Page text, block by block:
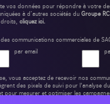
vos données pour répondre à votre
à d’autres sociétés du Groupe
cliquez ici.
communications commerciales de
par email
vous acceptez de recevoir nos
des pixels de suivi pour l'analyse
pour mesurer et optimiser les